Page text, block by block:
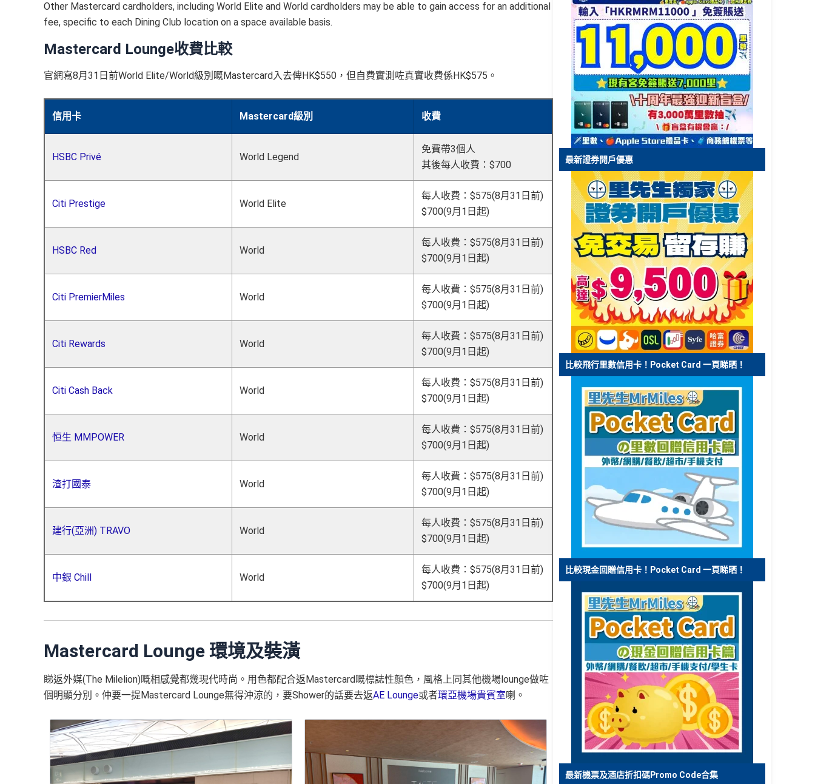
Other Mastercard cardholders, including World Elite and World cardholders may be able to gain access for an additional
fee, specific to each Dining Club location on a space available basis.
Mastercard Lounge收費比較
官網寫8月31日前World Elite/World級別嘅Mastercard入去俾HK$550，但自費實測咗真實收費係HK$575。
信用卡 Mastercard級別 收費
HSBC Privé World Legend
免費帶3個人
其後每人收費：$700
Citi Prestige World Elite
每人收費：$575(8月31日前)
$700(9月1日起)
HSBC Red World
每人收費：$575(8月31日前)
$700(9月1日起)
Citi PremierMiles World
每人收費：$575(8月31日前)
$700(9月1日起)
Citi Rewards World
每人收費：$575(8月31日前)
$700(9月1日起)
Citi Cash Back World
每人收費：$575(8月31日前)
$700(9月1日起)
恒生 MMPOWER World
每人收費：$575(8月31日前)
$700(9月1日起)
渣打國泰 World
每人收費：$575(8月31日前)
$700(9月1日起)
建行(亞洲) TRAVO World
每人收費：$575(8月31日前)
$700(9月1日起)
中銀 Chill World
每人收費：$575(8月31日前)
$700(9月1日起)
Mastercard Lounge 環境及裝潢
睇返外媒(The Milelion)嘅相感覺都幾現代時尚。用色都配合返Mastercard嘅標誌性顏色，風格上同其他機場lounge做咗
個明顯分別。仲要一提Mastercard Lounge無得沖涼的，要Shower的話要去返AE Lounge或者環亞機場貴賓室喇。
最新證券開戶優惠
比較飛行里數信用卡！Pocket Card 一頁睇晒！
比較現金回贈信用卡！Pocket Card 一頁睇晒！
最新機票及酒店折扣碼Promo Code合集